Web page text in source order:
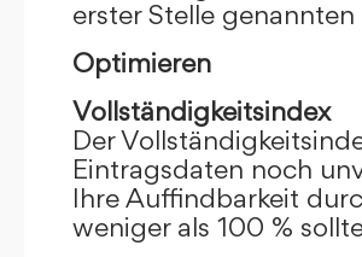
erster Stelle
Optimieren
Vollständigkeitsindex
Der
Eintragsdaten noch
Ihre Auffindbarkeit
weniger als 100 %